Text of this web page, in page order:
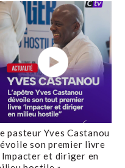
pasteur Yves Castanou
son premier livre
Impacter et diriger en